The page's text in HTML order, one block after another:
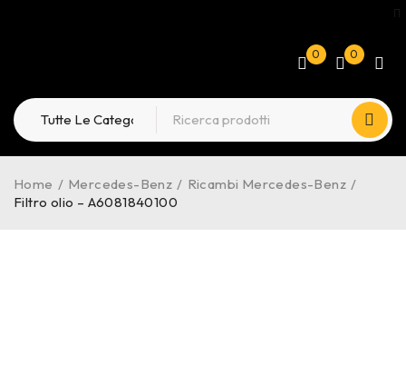
0 0
Home / Mercedes-Benz / Ricambi Mercedes-Benz /
Filtro olio – A6081840100